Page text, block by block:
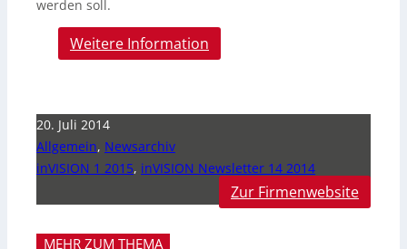
werden soll.
Weitere Information
20. Juli 2014
Allgemein, Newsarchiv
inVISION 1 2015, inVISION Newsletter 14 2014
Zur Firmenwebsite
MEHR ZUM THEMA